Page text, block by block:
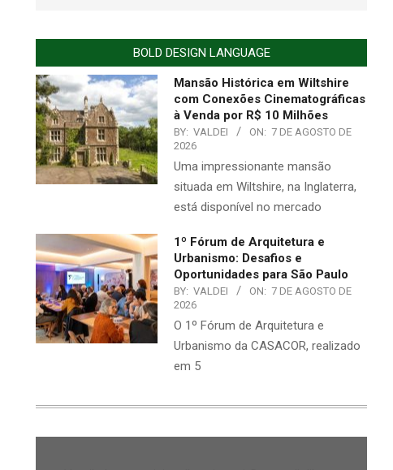
BOLD DESIGN LANGUAGE
Mansão Histórica em Wiltshire
com Conexões Cinematográficas
à Venda por R$ 10 Milhões
BY: VALDEI ON: 7 DE AGOSTO DE
2026
Uma impressionante mansão
situada em Wiltshire, na Inglaterra,
está disponível no mercado
1º Fórum de Arquitetura e
Urbanismo: Desafios e
Oportunidades para São Paulo
BY: VALDEI ON: 7 DE AGOSTO DE
2026
O 1º Fórum de Arquitetura e
Urbanismo da CASACOR, realizado
em 5